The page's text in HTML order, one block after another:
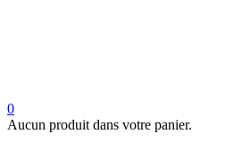
0
Aucun produit dans votre panier.